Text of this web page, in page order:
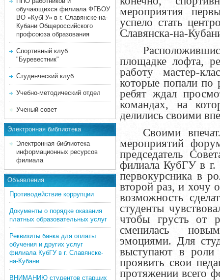
обучающихся филиала ФГБОУ
ВО «КубГУ» в г. Славянске-на-
Кубани Общероссийского
профсоюза образования
Спортивный клуб
"Буревестник"
Студенческий клуб
Учебно-методический отдел
Ученый совет
Электронная библиотека
Электронная библиотека
информационных ресурсов
филиала
Объявления
Противодействие коррупции
Документы о порядке оказания
платных образовательных услуг
Реквизиты банка для оплаты
обучения и других услуг
филиала КубГУ в г. Славянске-
на-Кубани
ВНИМАНИЮ студентов старших
мероприятия
успело стать
Славянска-на-
площадке лофта,
работу мастер-
которые попали по
ребят ждал
командах, на
делились своими
Своими
мероприятий
председатель
филиала КубГУ в г.
первокурсника в
второй раз, и хочу
возможность
студенты
чтобы грусть от
сменилась
эмоциями. Для
выступают в роли
проявить свои
протяжении всего